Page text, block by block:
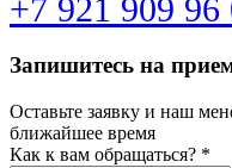
+7 921 909 96
Запишитесь на
Оставьте заявку и наш
ближайшее время
Как к вам обращаться? *